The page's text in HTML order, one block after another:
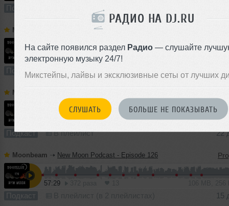
РАДИО НА DJ.RU
На сайте появился раздел Радио — слушайте
электронную музыку 24/7!
Микстейпы, лайвы и эксклюзивные сеты от лучших
СЛУШАТЬ БОЛЬШЕ НЕ ПОКАЗЫВАТЬ
Подкаст В плейлист (в 2 плейлистах)
Moonbeam New Moon Podcast - Episode 128
62:30 255 раз 14
Подкаст В плейлист (в 1 плейлисте)
Moonbeam
293 раза 141 MB, 320
Подкаст В плейлист 22
Moonbeam ➝ New Moon Podcast - Episode 126
57:29
Подкаст 15